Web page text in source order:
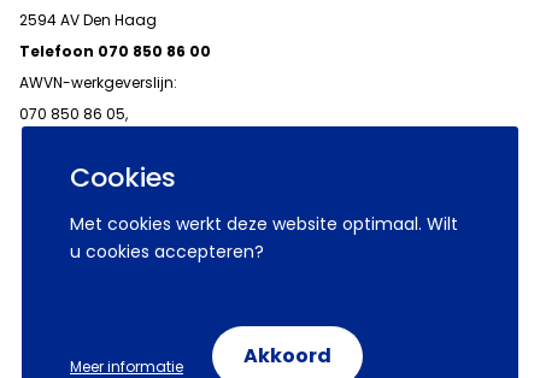
Cookies
Met cookies werkt deze website optimaal. Wilt
u cookies accepteren?
Meer informatie Akkoord
2594 AV Den Haag
Telefoon 070 850 86 00
AWVN-werkgeverslijn:
070 850 86 05,
© 2026 AWVN
Volg ons op: